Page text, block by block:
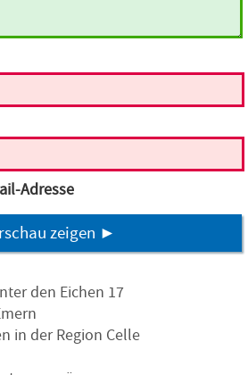
Adresse
zeigen ►
den Eichen 17
in der Region Celle